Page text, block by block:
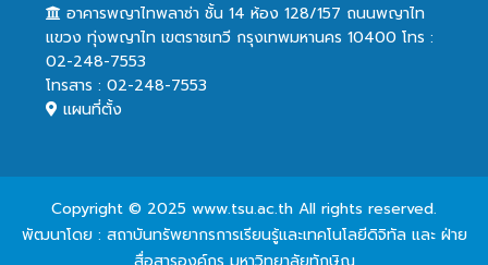
อาคารพญาไทพลาซ่า ชั้น 14 ห้อง 128/157 ถนนพญาไท
แขวง ทุ่งพญาไท เขตราชเทวี กรุงเทพมหานคร 10400 โทร :
02-248-7553
โทรสาร : 02-248-7553
แผนที่ตั้ง
Copyright © 2025 www.tsu.ac.th All rights reserved.
พัฒนาโดย : สถาบันทรัพยากรการเรียนรู้และเทคโนโลยีดิจิทัล และ ฝ่าย